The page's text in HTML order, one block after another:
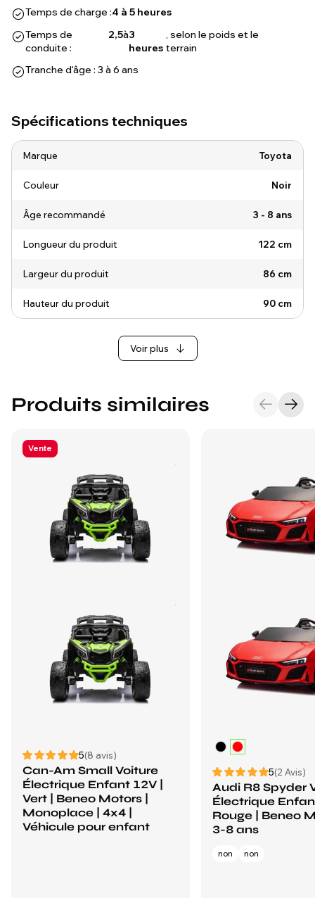
Temps de charge :4 à 5 heures
Temps de
conduite :
2,5à3
heures
, selon le poids et le
terrain
Tranche d'âge : 3 à 6 ans
Spécifications techniques
Marque Toyota
Couleur Noir
Âge recommandé 3 - 8 ans
Longueur du produit 122 cm
Largeur du produit 86 cm
Hauteur du produit 90 cm
Voir plus
Produits similaires
Vente
5(8 avis)
Can-Am Small Voiture
Électrique Enfant 12V |
Vert | Beneo Motors |
Monoplace | 4x4 |
Véhicule pour enfant
5(2 Avis)
Audi R8 Spyder
Électrique
Rouge | Beneo
3-8 ans
non non